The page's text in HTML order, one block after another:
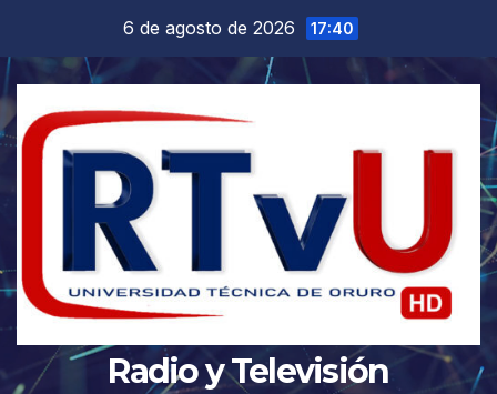
contenido
6 de agosto de 2026 17:40
Radio y Televisión